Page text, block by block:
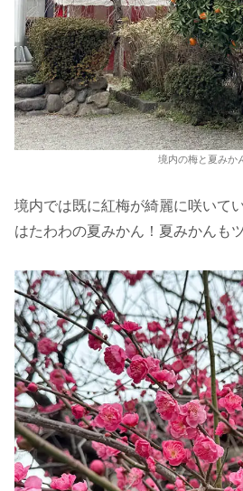
境内の梅と夏みか
境内では既に紅梅が綺麗に咲いて
はたわわの夏みかん！夏みかんも